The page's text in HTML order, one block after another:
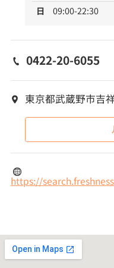
日
09:00-22:30
0422-20-6055
東京都武蔵野市吉
https://